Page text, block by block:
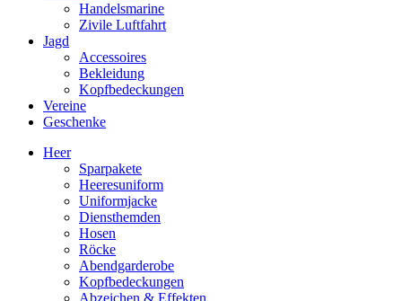
Handelsmarine
Zivile Luftfahrt
Jagd
Accessoires
Bekleidung
Kopfbedeckungen
Vereine
Geschenke
Heer
Sparpakete
Heeresuniform
Uniformjacke
Diensthemden
Hosen
Röcke
Abendgarderobe
Kopfbedeckungen
Abzeichen & Effekten